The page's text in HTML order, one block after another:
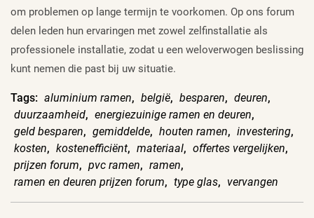
om problemen op lange termijn te voorkomen. Op ons forum
delen leden hun ervaringen met zowel zelfinstallatie als
professionele installatie, zodat u een weloverwogen beslissing
kunt nemen die past bij uw situatie.
Tags: aluminium ramen, belgië, besparen, deuren,
duurzaamheid, energiezuinige ramen en deuren,
geld besparen, gemiddelde, houten ramen, investering,
kosten, kostenefficiënt, materiaal, offertes vergelijken,
prijzen forum, pvc ramen, ramen,
ramen en deuren prijzen forum, type glas, vervangen